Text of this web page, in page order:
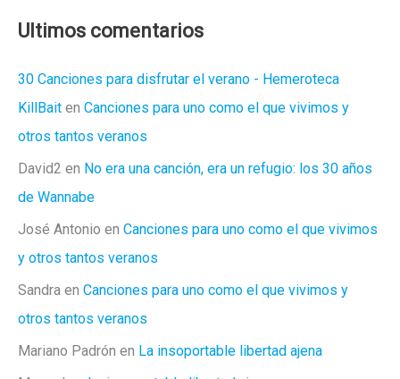
que
debes
perderte
Ultimos comentarios
30 Canciones para disfrutar el verano - Hemeroteca
KillBait en Canciones para uno como el que vivimos y
otros tantos veranos
David2 en No era una canción, era un refugio: los 30 años
de Wannabe
José Antonio en Canciones para uno como el que vivimos
y otros tantos veranos
Sandra en Canciones para uno como el que vivimos y
otros tantos veranos
Mariano Padrón en La insoportable libertad ajena